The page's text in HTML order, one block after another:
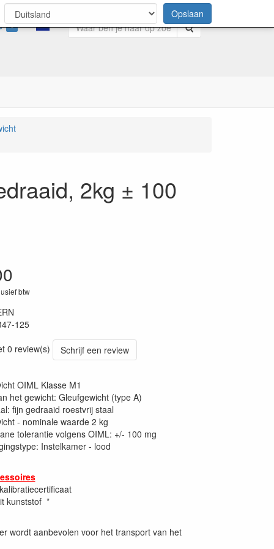
0 Zoeken
2kg ± 100
btw
125
0 review(s)
Schrijf een review
OIML Klasse M1
het gewicht: Gleufgewicht (type A)
fijn gedraaid roestvrij staal
- nominale waarde 2 kg
tolerantie volgens OIML: +/- 100 mg
Instelkamer - lood
kunststof *
wordt aanbevolen voor het transport van het
Opslaan